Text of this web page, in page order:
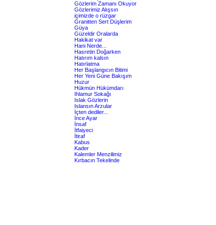
Gözlerim Zamanı Okuyor
Gözlerimiz Alışsın
içimizde o rüzgar
Granitten Sert Düşlerim
Güya
Güzeldir Oralarda
Hakikat var
Hani Nerde...
Hasretin Doğarken
Hatırım kalsın
Hatırlatma
Her Başlangıcın Bitimi
Her Yeni Güne Bakışım
Huzur
Hükmün Hükümdarı
Ihlamur Sokağı
Islak Gözlerin
Islansın Arzular
İçten dediler...
İnce Ayar
İnsaf
İtfaiyeci
İtiraf
Kabus
Kader
Kalemler Menzilimiz
Kırbacın Tekelinde